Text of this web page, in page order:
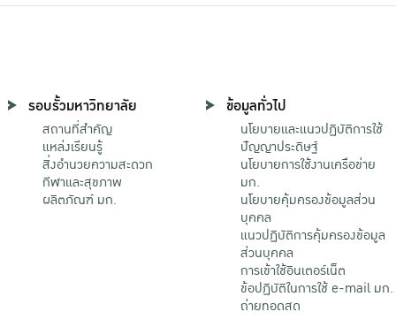
รอบรั้วมหาวิทยาลัย
สถานที่สำคัญ
แหล่งเรียนรู้
สิ่งอำนวยความสะดวก
กีฬาและสุขภาพ
ผลิตภัณฑ์ มก.
ข้อมูลทั่วไป
นโยบายและแนวปฏิบัติการใช้
ปัญญาประดิษฐ์
นโยบายการใช้งานเครือข่าย
มก.
นโยบายคุ้มครองข้อมูลส่วน
บุคคล
แนวปฏิบัติการคุ้มครองข้อมูล
ส่วนบุคคล
การเข้าใช้อินเตอร์เน็ต
ข้อปฏิบัติในการใช้ e-mail มก.
ถ่ายทอดสด